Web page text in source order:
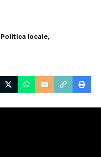
Politica locale